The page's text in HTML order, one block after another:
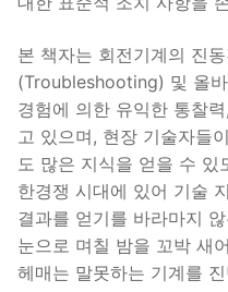
본 책자는 회전기계의 진
(Troubleshooting) 및 올
경험에 의한 유익한 통찰
고 있으며, 현장 기술자들
도 많은 지식을 얻을 수
한경쟁 시대에 있어 기술
결과를 얻기를 바라마지
눈으로 며칠 밤을 꼬박 새
헤매는 말못하는 기계를